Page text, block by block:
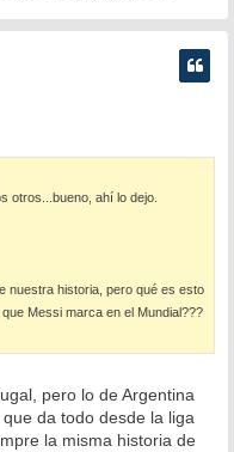
otros...bueno, ahí lo dejo.
nuestra historia, pero qué es esto
Messi marca en el Mundial???
pero lo de Argentina
da todo desde la liga
la misma historia de